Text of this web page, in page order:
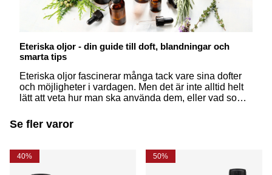
Eteriska oljor - din guide till doft, blandningar och
smarta tips
Eteriska oljor fascinerar många tack vare sina dofter
och möjligheter i vardagen. Men det är inte alltid helt
lätt att veta hur man ska använda dem, eller vad som
av de vanligaste frågorna – på ett enkelt och
inspirerande sätt.
Se fler varor
40% 50%